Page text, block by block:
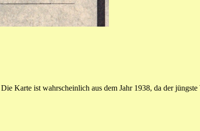
Karte ist wahrscheinlich aus dem Jahr 1938, da der